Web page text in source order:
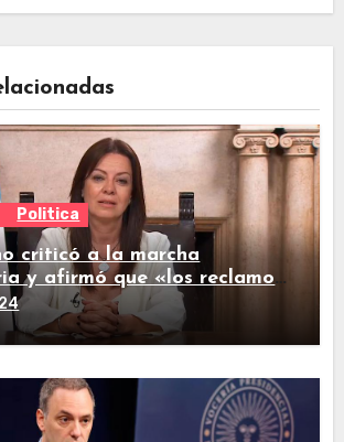
Politica
criticó a la marcha
y afirmó que «los reclamos
resueltos»